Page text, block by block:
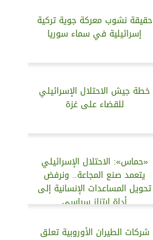
حقيقة نشوب معركة جوية تركية
إسرائيلية في سماء سوريا
خطة جيش الاحتلال الإسرائيلي
للقضاء على غزة
«حماس»: الاحتلال الإسرائيلي
يتعمد صنع المجاعة.. ونرفض
تحويل المساعدات الإنسانية إلى
أداة ابتزاز سياسي
شركات الطيران الأوروبية تعلق